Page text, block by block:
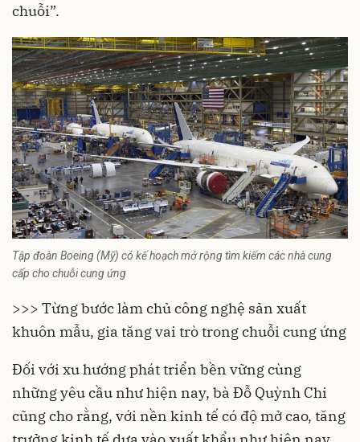
chuỗi”.
Tập đoàn Boeing (Mỹ) có kế hoạch mở rộng tìm kiếm các nhà cung
cấp cho chuỗi cung ứng
>>> Từng bước làm chủ công nghệ sản xuất
khuôn mẫu, gia tăng vai trò trong chuỗi cung ứng
Đối với xu hướng phát triển bền vững cùng
những yêu cầu như hiện nay, bà Đỗ Quỳnh Chi
cũng cho rằng, với nền kinh tế có độ mở cao, tăng